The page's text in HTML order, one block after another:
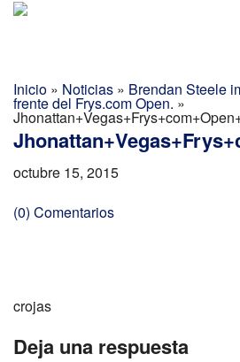
Noticias
Categorias
Inicio » Noticias » Brendan Steele
frente del Frys.com Open. »
octubre 15, 2015
(0) Comentarios
crojas
Deja una respuesta